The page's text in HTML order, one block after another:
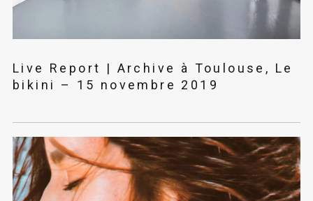
Live Report | Archive à Toulouse, Le
bikini – 15 novembre 2019